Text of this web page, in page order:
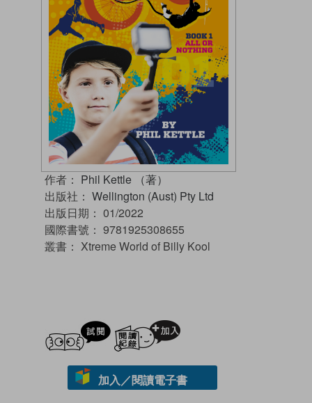
作者： Phil Kettle （著）
出版社： Wellington (Aust) Pty Ltd
出版日期： 01/2022
國際書號： 9781925308655
叢書： Xtreme World of Billy Kool
試閲
加入／閱讀電子書